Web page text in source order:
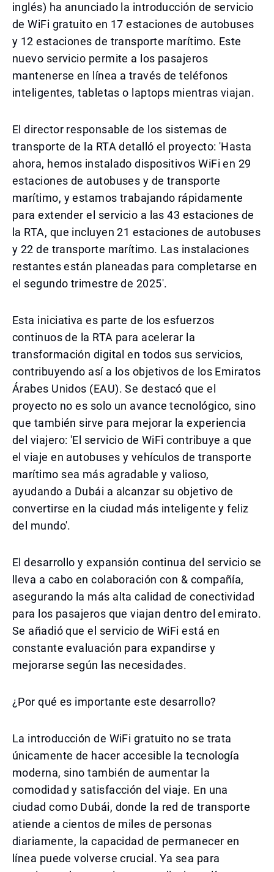
inglés) ha anunciado la introducción de servicio
de WiFi gratuito en 17 estaciones de autobuses
y 12 estaciones de transporte marítimo. Este
nuevo servicio permite a los pasajeros
mantenerse en línea a través de teléfonos
inteligentes, tabletas o laptops mientras viajan.
El director responsable de los sistemas de
transporte de la RTA detalló el proyecto: 'Hasta
ahora, hemos instalado dispositivos WiFi en 29
estaciones de autobuses y de transporte
marítimo, y estamos trabajando rápidamente
para extender el servicio a las 43 estaciones de
la RTA, que incluyen 21 estaciones de autobuses
y 22 de transporte marítimo. Las instalaciones
restantes están planeadas para completarse en
el segundo trimestre de 2025'.
Esta iniciativa es parte de los esfuerzos
continuos de la RTA para acelerar la
transformación digital en todos sus servicios,
contribuyendo así a los objetivos de los Emiratos
Árabes Unidos (EAU). Se destacó que el
proyecto no es solo un avance tecnológico, sino
que también sirve para mejorar la experiencia
del viajero: 'El servicio de WiFi contribuye a que
el viaje en autobuses y vehículos de transporte
marítimo sea más agradable y valioso,
ayudando a Dubái a alcanzar su objetivo de
convertirse en la ciudad más inteligente y feliz
del mundo'.
El desarrollo y expansión continua del servicio se
lleva a cabo en colaboración con & compañía,
asegurando la más alta calidad de conectividad
para los pasajeros que viajan dentro del emirato.
Se añadió que el servicio de WiFi está en
constante evaluación para expandirse y
mejorarse según las necesidades.
¿Por qué es importante este desarrollo?
La introducción de WiFi gratuito no se trata
únicamente de hacer accesible la tecnología
moderna, sino también de aumentar la
comodidad y satisfacción del viaje. En una
ciudad como Dubái, donde la red de transporte
atiende a cientos de miles de personas
diariamente, la capacidad de permanecer en
línea puede volverse crucial. Ya sea para